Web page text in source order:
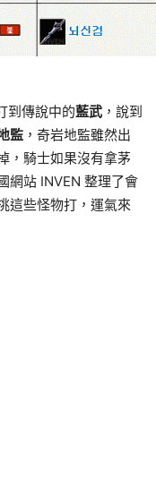
到傳說中的藍武 ，說到
監 ，奇岩地監雖然出
，騎士如果沒有拿茅
網站 INVEN 整理了會
這些怪物打，運氣來